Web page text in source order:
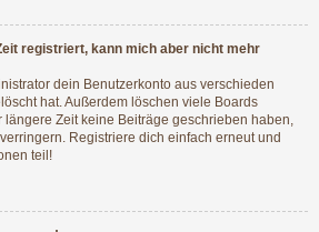
registriert, kann mich aber nicht mehr
dein Benutzerkonto aus verschieden
hat. Außerdem löschen viele Boards
Zeit keine Beiträge geschrieben haben,
Registriere dich einfach erneut und
teil!